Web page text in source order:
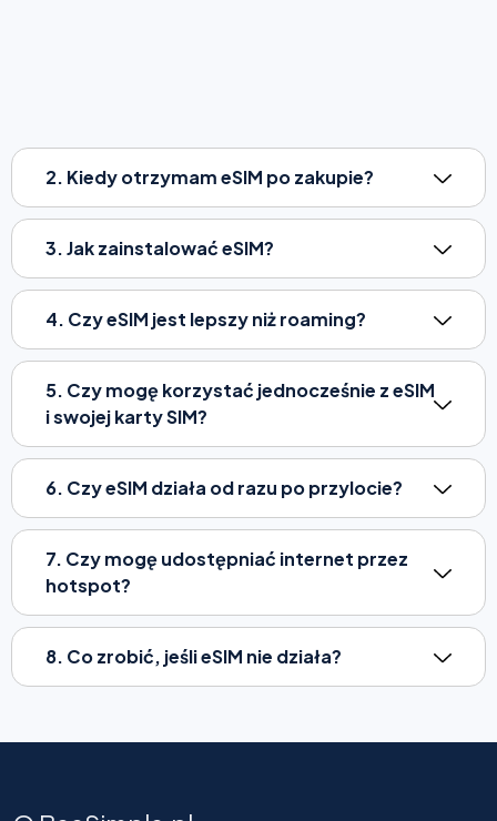
2. Kiedy otrzymam eSIM po zakupie?
3. Jak zainstalować eSIM?
4. Czy eSIM jest lepszy niż roaming?
5. Czy mogę korzystać jednocześnie z eSIM
i swojej karty SIM?
6. Czy eSIM działa od razu po przylocie?
7. Czy mogę udostępniać internet przez
hotspot?
8. Co zrobić, jeśli eSIM nie działa?